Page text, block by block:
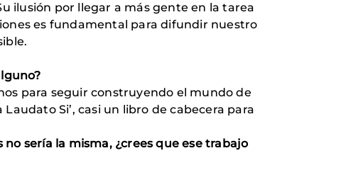
ilusión por llegar a más gente en la tarea
es fundamental para difundir nuestro
para seguir construyendo el mundo de
Si’, casi un libro de cabecera para
sería la misma, ¿crees que ese trabajo